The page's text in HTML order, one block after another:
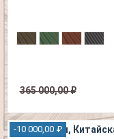
365 000,00 ₽
-10 000,00 ₽